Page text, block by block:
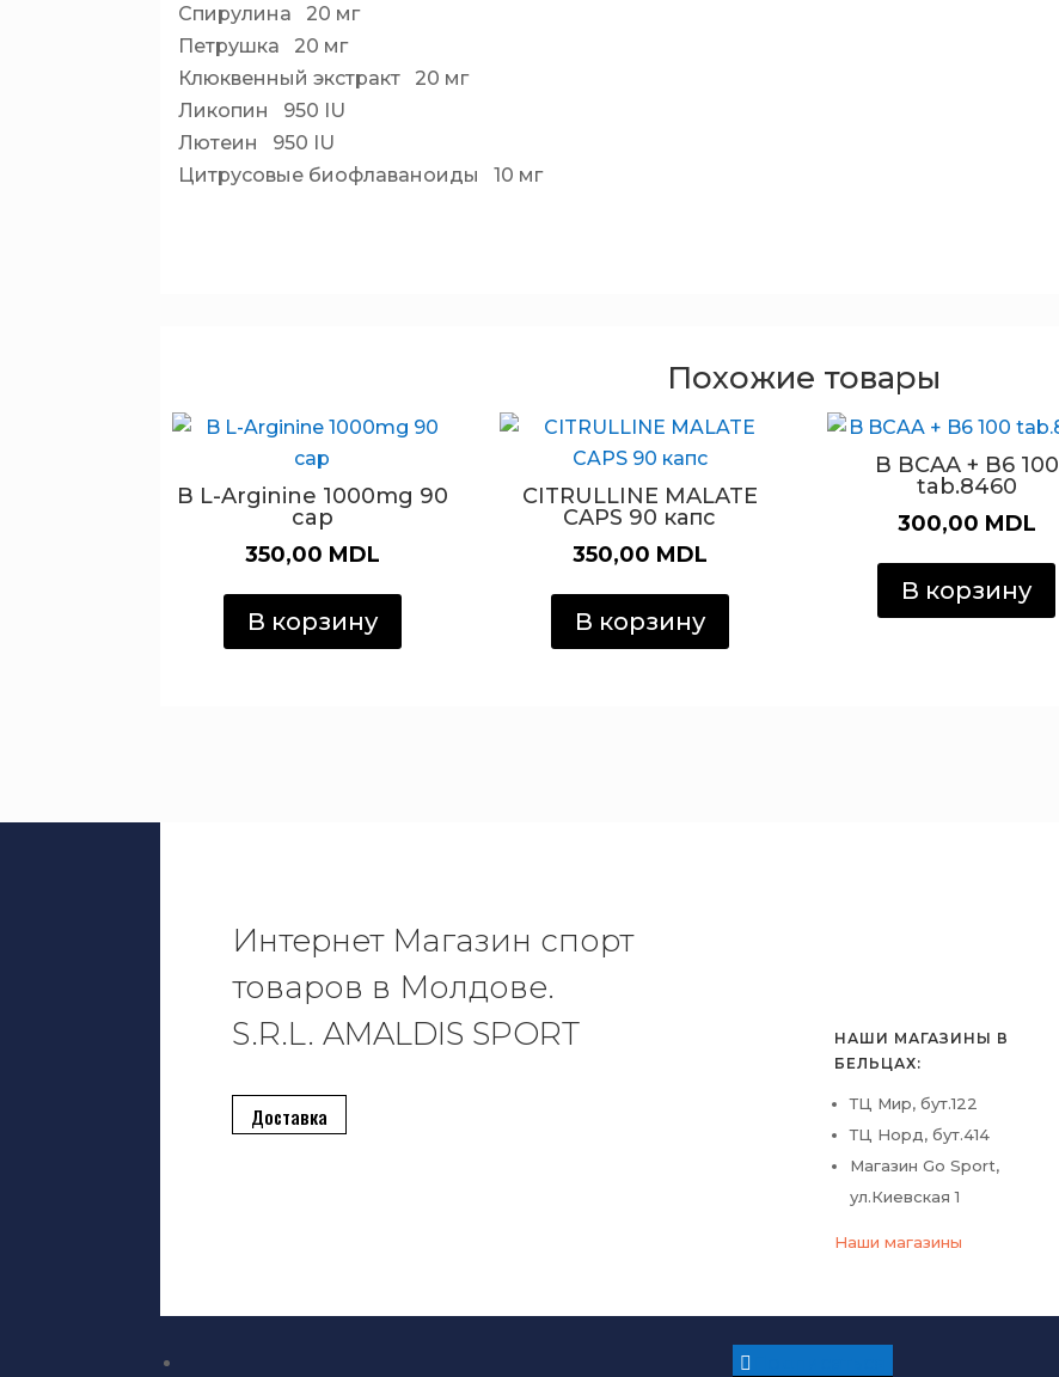
Спирулина 20 мг
Петрушка 20 мг
Клюквенный экстракт 20 мг
Ликопин 950 IU
Лютеин 950 IU
Цитрусовые биофлаваноиды 10 мг
Похожие товары
B L-Arginine 1000mg 90
cap
350,00 MDL
В корзину
CITRULLINE MALATE
CAPS 90 капс
350,00 MDL
В корзину
B BCAA + B6 100
tab.8460
300,00 MDL
В корзину
Интернет Магазин спорт
товаров в Молдове.
S.R.L. AMALDIS SPORT
Доставка
НАШИ МАГАЗИНЫ В
БЕЛЬЦАХ:
ТЦ Мир, бут.122
ТЦ Норд, бут.414
Магазин Go Sport,
ул.Киевская 1
Наши магазины